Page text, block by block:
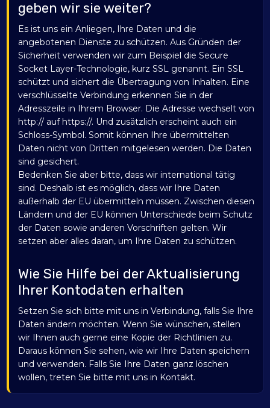
geben wir sie weiter?
Es ist uns ein Anliegen, Ihre Daten und die
angebotenen Dienste zu schützen. Aus Gründen der
Sicherheit verwenden wir zum Beispiel die Secure
Socket Layer-Technologie, kurz SSL genannt. Ein SSL
schützt und sichert die Übertragung von Inhalten. Eine
verschlüsselte Verbindung erkennen Sie in der
Adresszeile in Ihrem Browser. Die Adresse wechselt von
http:// auf https://. Und zusätzlich erscheint auch ein
Schloss-Symbol. Somit können Ihre übermittelten
Daten nicht von Dritten mitgelesen werden. Die Daten
sind gesichert.
Bedenken Sie aber bitte, dass wir international tätig
sind. Deshalb ist es möglich, dass wir Ihre Daten
außerhalb der EU übermitteln müssen. Zwischen diesen
Ländern und der EU können Unterschiede beim Schutz
der Daten sowie anderen Vorschriften gelten. Wir
setzen aber alles daran, um Ihre Daten zu schützen.
Wie Sie Hilfe bei der Aktualisierung
Ihrer Kontodaten erhalten
Setzen Sie sich bitte mit uns in Verbindung, falls Sie Ihre
Daten ändern möchten. Wenn Sie wünschen, stellen
wir Ihnen auch gerne eine Kopie der Richtlinien zu.
Daraus können Sie sehen, wie wir Ihre Daten speichern
und verwenden. Falls Sie Ihre Daten ganz löschen
wollen, treten Sie bitte mit uns in Kontakt.